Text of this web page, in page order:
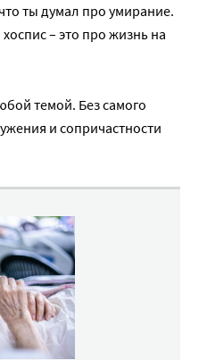
ты думал про умирание.
– это про жизнь на
темой. Без самого
и сопричастности